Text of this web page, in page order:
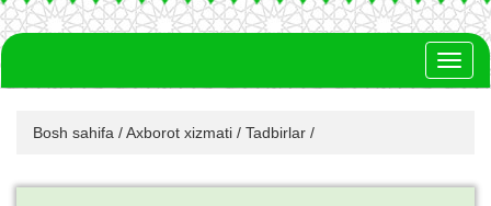
Bosh sahifa /Axborot xizmati / Tadbirlar /